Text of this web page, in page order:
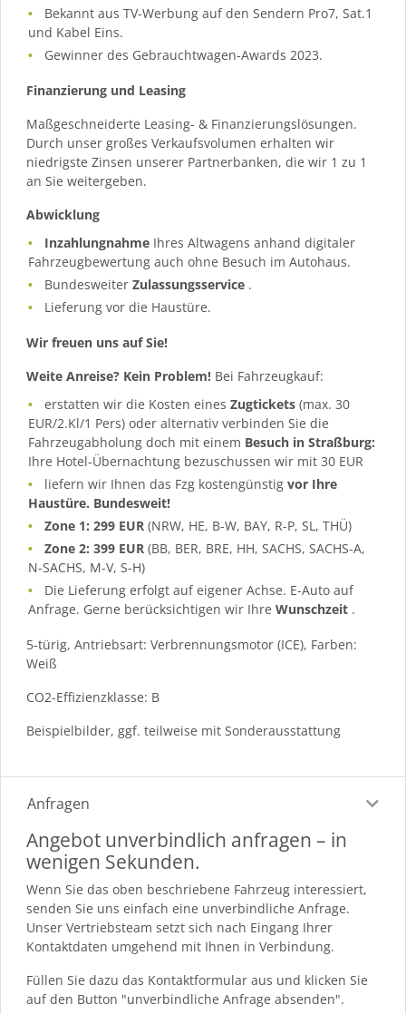
Bekannt aus TV-Werbung auf den Sendern Pro7, Sat.1
und Kabel Eins.
Gewinner des Gebrauchtwagen-Awards 2023.
Finanzierung und Leasing
Maßgeschneiderte Leasing- & Finanzierungslösungen.
Durch unser großes Verkaufsvolumen erhalten wir
niedrigste Zinsen unserer Partnerbanken, die wir 1 zu 1
an Sie weitergeben.
Abwicklung
Inzahlungnahme Ihres Altwagens anhand digitaler
Fahrzeugbewertung auch ohne Besuch im Autohaus.
BundesweiterZulassungsservice .
Lieferung vor die Haustüre.
Wir freuen uns auf Sie!
Weite Anreise? Kein Problem! Bei Fahrzeugkauf:
erstatten wir die Kosten einesZugtickets (max. 30
EUR/2.Kl/1 Pers) oder alternativ verbinden Sie die
Fahrzeugabholung doch mit einem Besuch in Straßburg:
Ihre Hotel-Übernachtung bezuschussen wir mit 30 EUR
liefern wir Ihnen das Fzg kostengünstigvor Ihre
Haustüre. Bundesweit!
Zone 1: 299 EUR (NRW, HE, B-W, BAY, R-P, SL, THÜ)
Zone 2: 399 EUR (BB, BER, BRE, HH, SACHS, SACHS-A,
N-SACHS, M-V, S-H)
Die Lieferung erfolgt auf eigener Achse. E-Auto auf
Anfrage. Gerne berücksichtigen wir Ihre Wunschzeit .
5-türig, Antriebsart: Verbrennungsmotor (ICE), Farben:
Weiß
CO2-Effizienzklasse: B
Beispielbilder, ggf. teilweise mit Sonderausstattung
Anfragen
Angebot unverbindlich anfragen – in
wenigen Sekunden.
Wenn Sie das oben beschriebene Fahrzeug interessiert,
senden Sie uns einfach eine unverbindliche Anfrage.
Unser Vertriebsteam setzt sich nach Eingang Ihrer
Kontaktdaten umgehend mit Ihnen in Verbindung.
Füllen Sie dazu das Kontaktformular aus und klicken Sie
auf den Button "unverbindliche Anfrage absenden".